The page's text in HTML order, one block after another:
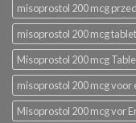
misoprostol 200 mcg
misoprostol 200 mcg
Misoprostol 200 mcg
misoprostol 200 mcg
Misoprostol 200 mcg vor